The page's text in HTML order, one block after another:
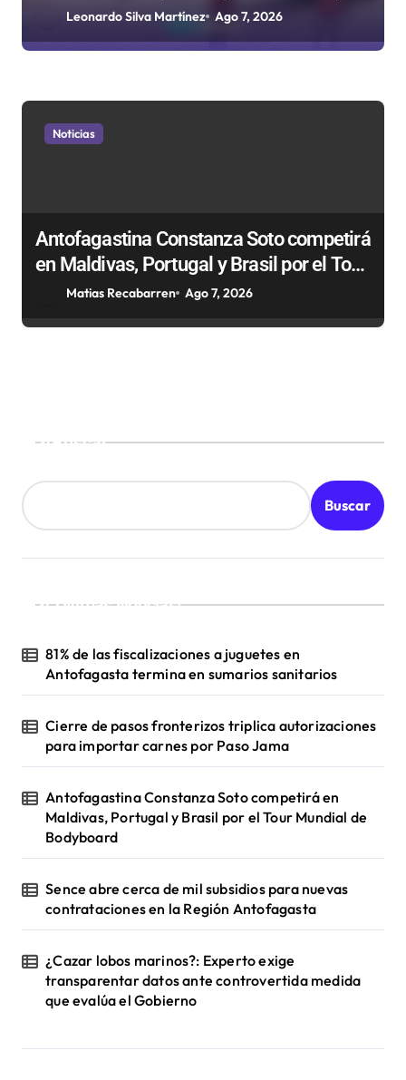
Paso Jama
Leonardo Silva Martínez Ago 7, 2026
Noticias
Antofagastina Constanza Soto competirá
en Maldivas, Portugal y Brasil por el Tour
Mundial de Bodyboard
Matias Recabarren Ago 7, 2026
Buscar
Buscar
¡Ultimas Noticias!
81% de las fiscalizaciones a juguetes en
Antofagasta termina en sumarios sanitarios
Cierre de pasos fronterizos triplica autorizaciones
para importar carnes por Paso Jama
Antofagastina Constanza Soto competirá en
Maldivas, Portugal y Brasil por el Tour Mundial de
Bodyboard
Sence abre cerca de mil subsidios para nuevas
contrataciones en la Región Antofagasta
¿Cazar lobos marinos?: Experto exige
transparentar datos ante controvertida medida
que evalúa el Gobierno